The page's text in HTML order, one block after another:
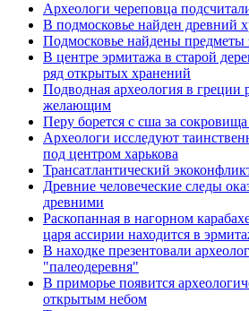
Археологи череповца
В подмосковье найден древний
Подмосковье найдены предметы
В центре эрмитажа в старой
ряд открытых хранений
Подводная археология в греции
желающим
Перу борется с сша за
Археологи исследуют
под центром харькова
Трансатлантический
Древние человеческие следы
древними
Раскопанная в нагорном
царя ассирии находится в
В находке презентовали
"палеодеревня"
В приморье появится
открытым небом